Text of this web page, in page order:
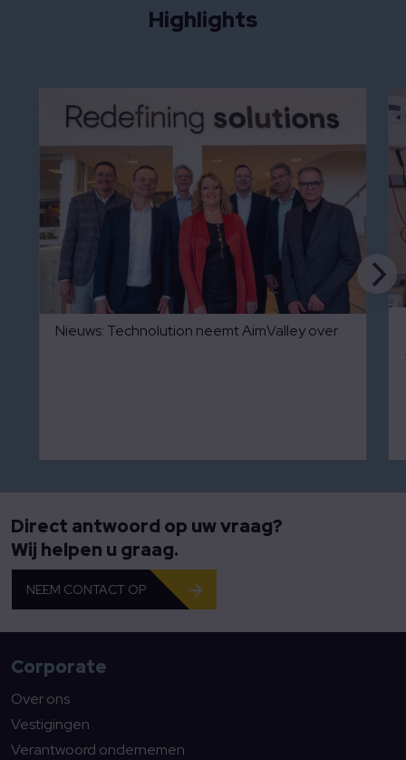
Highlights
Nieuws: Technolution neemt AimValley over
Direct antwoord op uw vraag?
Wij helpen u graag.
NEEM CONTACT OP
Corporate
Over ons
Vestigingen
Verantwoord ondernemen